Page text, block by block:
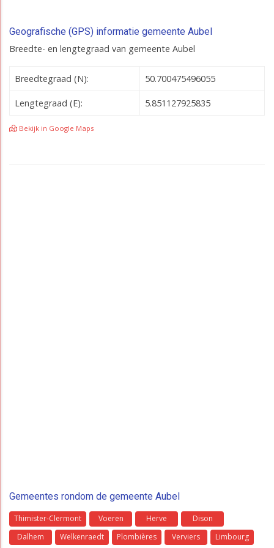
Geografische (GPS) informatie gemeente Aubel
Breedte- en lengtegraad van gemeente Aubel
Breedtegraad (N): 50.700475496055
Lengtegraad (E): 5.851127925835
Bekijk in Google Maps
Gemeentes rondom de gemeente Aubel
Thimister-Clermont Voeren Herve
Dison
Dalhem
Welkenraedt Plombières Verviers
Limbourg